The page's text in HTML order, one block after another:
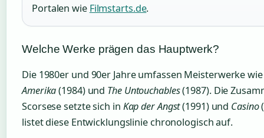
Portalen wie Filmstarts.de.
Welche Werke prägen das Hauptwerk?
Die 1980er und 90er Jahre umfassen Meisterwerke
Amerika(1984) und The Untouchables(1987). Die
Scorsese setzte sich in Kap der Angst(1991) und Casino
listet diese Entwicklungslinie chronologisch auf.